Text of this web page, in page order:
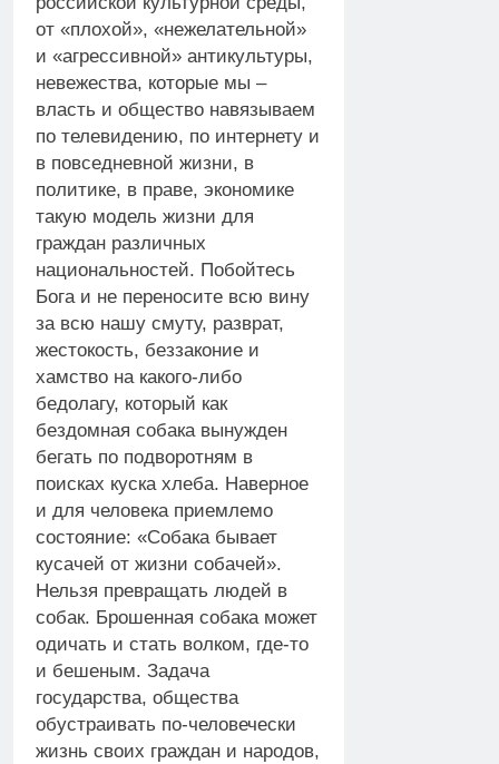
от «плохой», «нежелательной»
и «агрессивной» антикультуры,
невежества, которые мы –
власть и общество навязываем
по телевидению, по интернету и
в повседневной жизни, в
политике, в праве, экономике
такую модель жизни для
граждан различных
национальностей. Побойтесь
Бога и не переносите всю вину
за всю нашу смуту, разврат,
жестокость, беззаконие и
хамство на какого-либо
бедолагу, который как
бездомная собака вынужден
бегать по подворотням в
поисках куска хлеба. Наверное
и для человека приемлемо
состояние: «Собака бывает
кусачей от жизни собачей».
Нельзя превращать людей в
собак. Брошенная собака может
одичать и стать волком, где-то
и бешеным. Задача
государства, общества
обустраивать по-человечески
жизнь своих граждан и народов,